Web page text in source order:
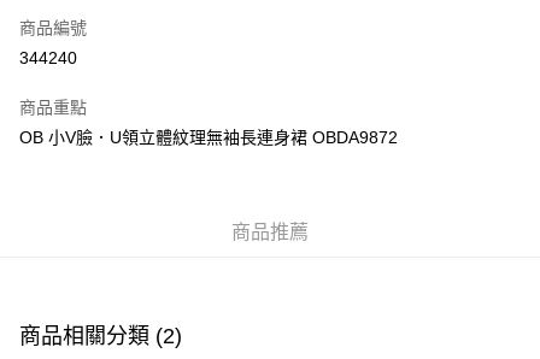
Apple Pay
PayMe
付款後順豐站及營業點
商品編號
344240
商品重點
OB 小V臉．U領立體紋理無袖長連身裙 OBDA9872
商品推薦
商品相關分類 (2)